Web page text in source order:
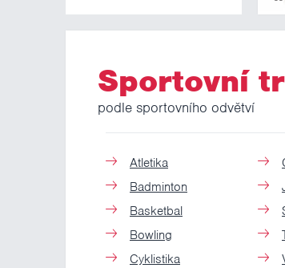
Sportovní
podle sportovního odvětví
Atletika
Badminton
Basketbal
Bowling
Cyklistika